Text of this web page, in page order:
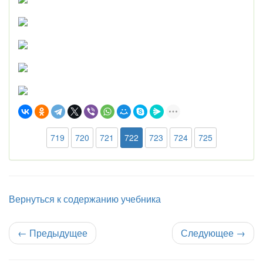
719 720 721 722 723 724 725
Вернуться к содержанию учебника
← Предыдущее Следующее →